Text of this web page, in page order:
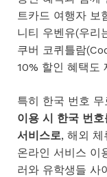
트카드 여행자 보
니티 우벤유(우리
쿠버 코퀴틀람
10% 할인 혜택도
특히 한국 번호
이용 시 한국 번
서비스로, 해외 체
온라인 서비스 이
러와 유학생들 사